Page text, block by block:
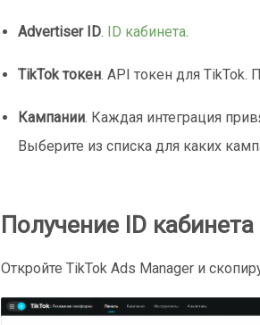
Advertiser ID. ID кабинета.
TikTok токен. API токен для TikTok.
Кампании. Каждая интеграция
Выберите из списка для каких
Получение ID кабинета
Откройте TikTok Ads Manager и